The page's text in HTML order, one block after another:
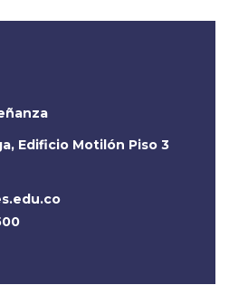
Edificio Motilón Piso 3